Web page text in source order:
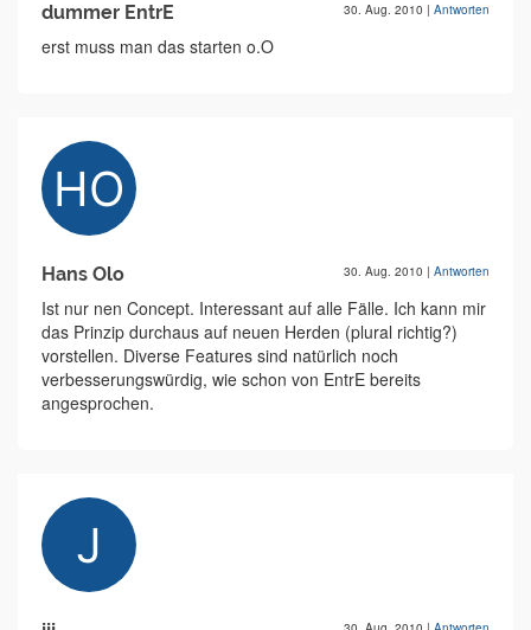
dummer EntrE 30. Aug. 2010 | Antworten
erst muss man das starten o.O
Hans Olo 30. Aug. 2010 | Antworten
Ist nur nen Concept. Interessant auf alle Fälle. Ich kann mir
das Prinzip durchaus auf neuen Herden (plural richtig?)
vorstellen. Diverse Features sind natürlich noch
verbesserungswürdig, wie schon von EntrE bereits
angesprochen.